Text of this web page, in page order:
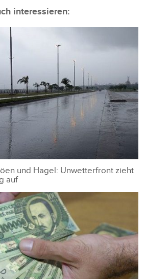
interessieren:
und Hagel: Unwetterfront zieht
auf